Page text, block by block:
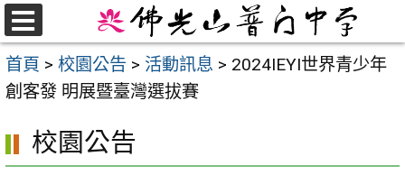
跳
至
主
要
首頁 > 校園公告 > 活動訊息 > 2024IEYI世界青少年
創客發 明展暨臺灣選拔賽
校園公告
選
單